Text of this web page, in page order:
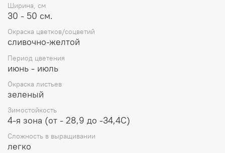
Ширина, см
30 - 50 см.
Окраска цветков/соцветий
сливочно-желтой
Период цветения
июнь - июль
Окраска листьев
зеленый
Зимостойкость
4-я зона (от - 28,9 до -34,4С)
Сложность в выращивании
легко